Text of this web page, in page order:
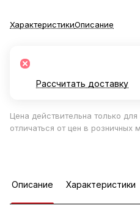
ХарактеристикиОписание
Рассчитать доставку
Цена действительна только
отличаться от цен в розничных
Описание Характеристики